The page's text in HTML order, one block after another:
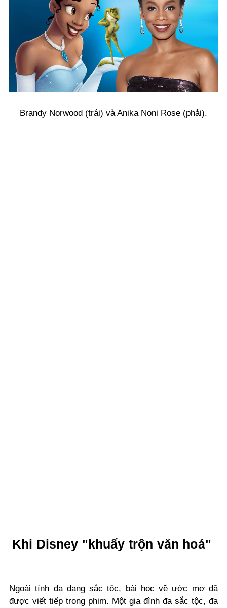
Brandy Norwood (trái) và Anika Noni Rose (phải).
Khi Disney "khuấy trộn văn hoá"
Ngoài tính đa dạng sắc tộc, bài học về ước mơ đã
được viết tiếp trong phim. Một gia đình đa sắc tộc, đa